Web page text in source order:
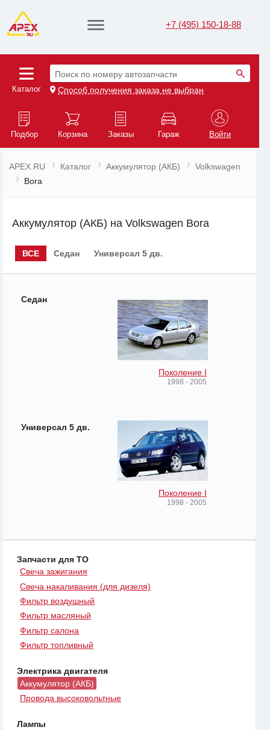
+7 (495) 150-18-88
Каталог
Поиск по номеру автозапчасти
Способ получения заказа не выбран
Подбор Корзина Заказы Гараж Войти
APEX.RU Каталог Аккумулятор (АКБ)
Volkswagen
Bora
Аккумулятор (АКБ) на Volkswagen Bora
ВСЕ Седан Универсал 5 дв.
Седан
Поколение I
1998 - 2005
Универсал 5 дв.
Поколение I
1998 - 2005
Запчасти для ТО
Свеча зажигания
Свеча накаливания (для дизеля)
Фильтр воздушный
Фильтр масляный
Фильтр салона
Фильтр топливный
Электрика двигателя
Аккумулятор (АКБ)
Провода высоковольтные
Лампы